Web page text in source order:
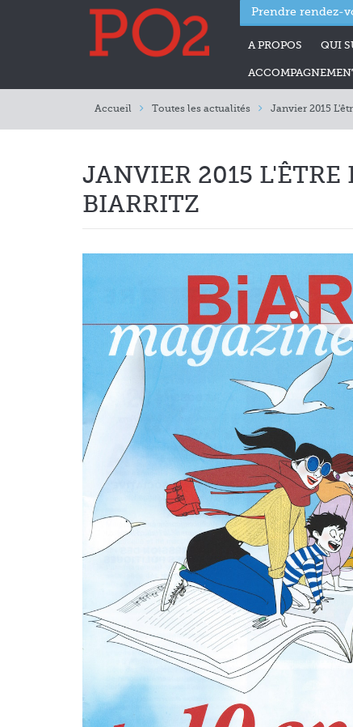
Prendre rendez-
A PROPOS QUI
Accueil Toutes les actualités Janvier 2015
JANVIER 2015
BIARRITZ